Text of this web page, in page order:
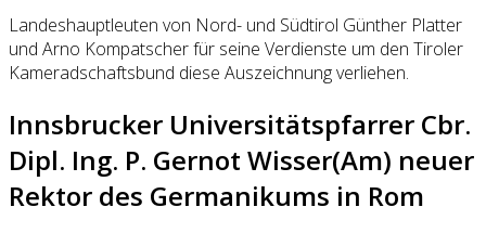
Landeshauptleuten von Nord- und Südtirol Günther Platter
und Arno Kompatscher für seine Verdienste um den Tiroler
Kameradschaftsbund diese Auszeichnung verliehen.
Innsbrucker Universitätspfarrer Cbr.
Dipl. Ing. P. Gernot Wisser(Am) neuer
Rektor des Germanikums in Rom